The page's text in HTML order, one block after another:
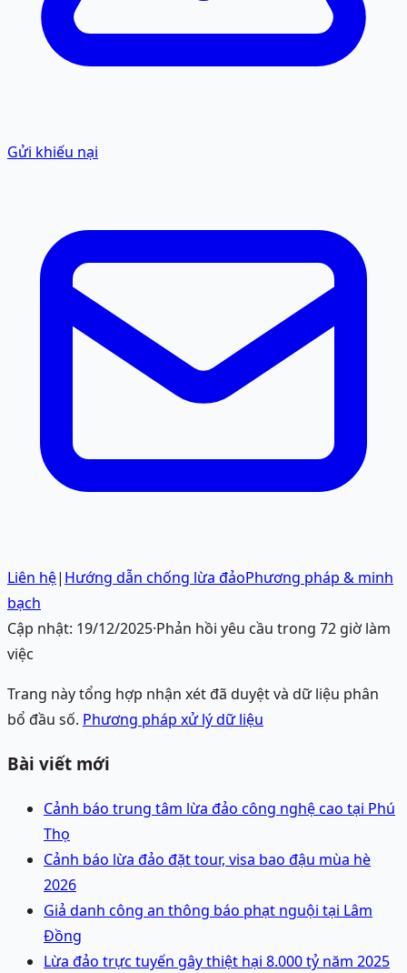
Gửi khiếu nại
Liên hệ| Hướng dẫn chống lừa đảoPhương pháp & minh
bạch
Cập nhật: 19/12/2025·Phản hồi yêu cầu trong 72 giờ làm
việc
Trang này tổng hợp nhận xét đã duyệt và dữ liệu phân
bổ đầu số. Phương pháp xử lý dữ liệu
Bài viết mới
Cảnh báo trung tâm lừa đảo công nghệ cao tại Phú
Thọ
Cảnh báo lừa đảo đặt tour, visa bao đậu mùa hè
2026
Giả danh công an thông báo phạt nguội tại Lâm
Đồng
Lừa đảo trực tuyến gây thiệt hại 8.000 tỷ năm 2025